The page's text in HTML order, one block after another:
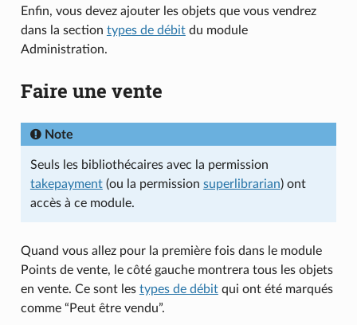
Enfin, vous devez ajouter les objets que vous vendrez
dans la section types de débitdu module
Administration.
Faire une vente
Note
Seuls les bibliothécaires avec la permission
takepayment(ou la permission superlibrarian) ont
accès à ce module.
Quand vous allez pour la première fois dans le module
Points de vente, le côté gauche montrera tous les objets
en vente. Ce sont les types de débitqui ont été marqués
comme “Peut être vendu”.